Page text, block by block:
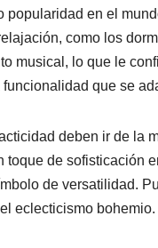
popularidad en el
como los
musical, lo que le
que se
deben ir de la
de sofisticación
de versatilidad.
eclecticismo bohemio.